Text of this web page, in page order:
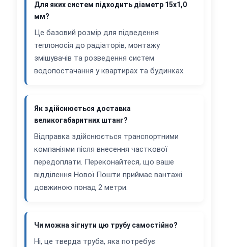
Для яких систем підходить діаметр 15х1,0
мм?
Це базовий розмір для підведення
теплоносія до радіаторів, монтажу
змішувачів та розведення систем
водопостачання у квартирах та будинках.
Як здійснюється доставка
великогабаритних штанг?
Відправка здійснюється транспортними
компаніями після внесення часткової
передоплати. Переконайтеся, що ваше
відділення Нової Пошти приймає вантажі
довжиною понад 2 метри.
Чи можна зігнути цю трубу самостійно?
Ні, це тверда труба, яка потребує